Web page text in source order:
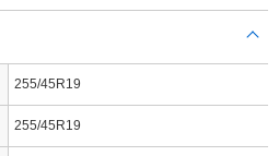
255/45R19
255/45R19